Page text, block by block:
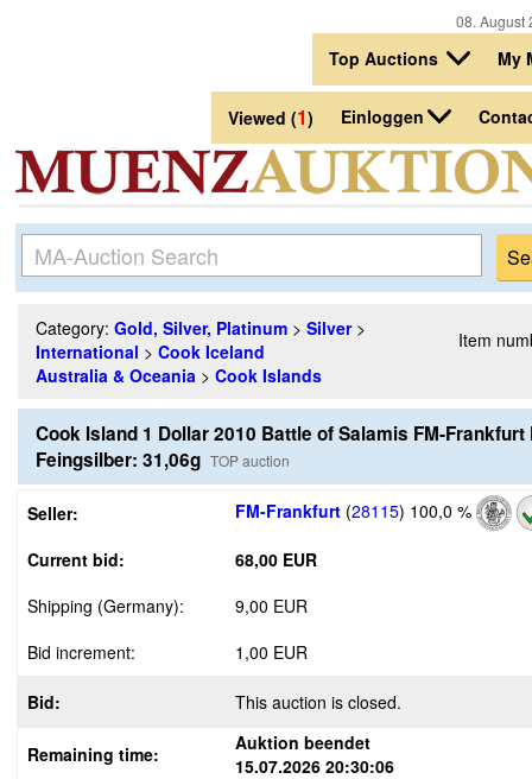
08.
Top Auctions My
Viewed (1) Einloggen
Category: Gold, Silver, Platinum > Silver>
International > Cook Iceland
Australia & Oceania > Cook Islands
Item
Cook Island 1 Dollar 2010 Battle of Salamis FM-Frankfurt
Feingsilber: 31,06g TOP auction
Seller: FM-Frankfurt (28115) 100,0 %
Current bid:
68,00 EUR
Shipping (Germany):
9,00 EUR
Bid increment:
1,00 EUR
Bid: This auction is closed.
Remaining time:
Auktion beendet
15.07.2026 20:30:06